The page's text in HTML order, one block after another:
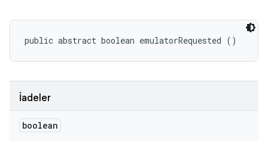
public abstract boolean emulatorRequested ()
İadeler
boolean